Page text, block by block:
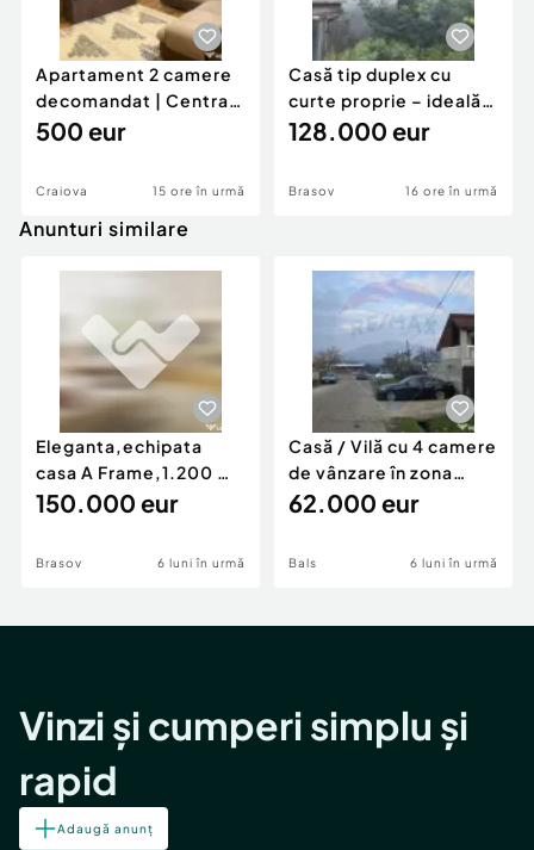
Apartament 2 camere
decomandat | Centrală
proprie | 60 mp |
500 eur
Craiova 15 ore în urmă
Casă tip duplex cu
curte proprie – ideală
pentru renovar
128.000 eur
Brasov 16 ore în urmă
Anunturi similare
Eleganta,echipata
casa A Frame,1.200 mp
teren,deschidere Pia
150.000 eur
Brasov 6 luni în urmă
Casă / Vilă cu 4 camere
de vânzare în zona
Periferie
62.000 eur
Bals 6 luni în urmă
Vinzi și cumperi simplu și
rapid
Adaugă anunț